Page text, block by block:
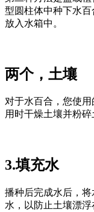
型圆柱体中种下水
放入水箱中。
两个，土壤
对于水百合，您使
用时干燥土壤并粉碎
3.填充水
播种后完成水后，
水，以防止土壤漂